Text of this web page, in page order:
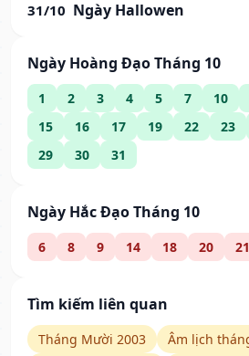
31/10 Ngày Hallowen
Ngày Hoàng Đạo Tháng 10
1 2 3 4 5 7 10
15
16 17 19 22 23
29
30 31
Ngày Hắc Đạo Tháng 10
6 8 9 14 18 20 21
Tìm kiếm liên quan
Tháng Mười 2003
Âm lịch